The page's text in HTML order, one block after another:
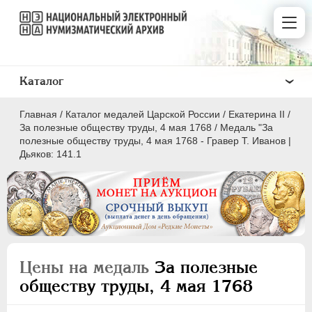
Главная / Каталог медалей Царской России / Екатерина II /
За полезные обществу труды, 4 мая 1768 / Медаль "За
полезные обществу труды, 4 мая 1768 - Гравер Т. Иванов |
Дьяков: 141.1
Цены на медаль За полезные
обществу труды, 4 мая 1768
Каталог
ВСЕ
ПEТР I 1699-1725
ПЕТР II
АННА ИОАННОВНА 1730-1740
ИОАНН АНТОНОВИЧ